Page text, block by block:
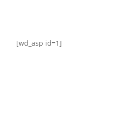
[wd_asp id=1]